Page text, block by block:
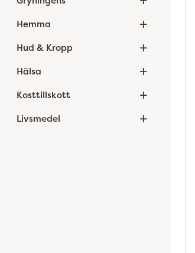
Hemma +
Hud & Kropp +
Hälsa +
Kosttillskott +
Livsmedel +